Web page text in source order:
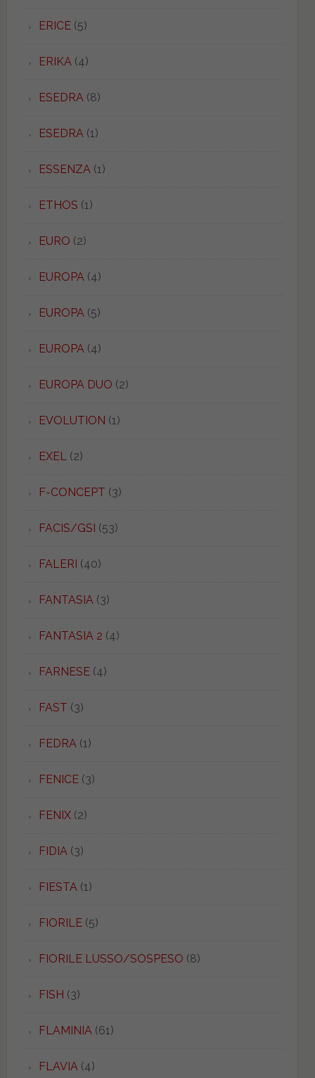
ERICE(5)
ERIKA(4)
ESEDRA(8)
ESEDRA(1)
ESSENZA(1)
ETHOS (1)
EURO (2)
EUROPA(4)
EUROPA(5)
EUROPA(4)
EUROPA DUO (2)
EVOLUTION (1)
EXEL(2)
F-CONCEPT (3)
FACIS/GSI (53)
FALERI (40)
FANTASIA(3)
FANTASIA 2 (4)
FARNESE(4)
FAST (3)
FEDRA(1)
FENICE(3)
FENIX(2)
FIDIA(3)
FIESTA(1)
FIORILE(5)
FIORILE LUSSO/SOSPESO (8)
FISH (3)
FLAMINIA(61)
FLAVIA(4)